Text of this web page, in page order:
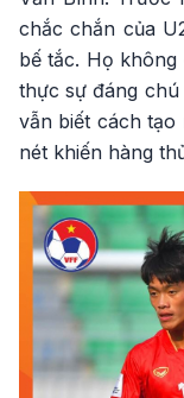
chắc chắn của
bế tắc. Họ
thực sự đáng chú
vẫn biết cách
nét khiến hàng